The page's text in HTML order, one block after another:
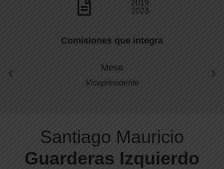
2019
2023
Comisiones que integra
Mesa
Vicepresidente
Santiago Mauricio
Guarderas Izquierdo